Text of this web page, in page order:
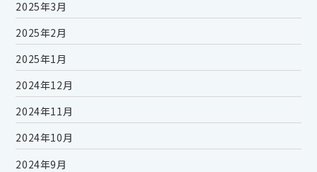
2025年3月
2025年2月
2025年1月
2024年12月
2024年11月
2024年10月
2024年9月